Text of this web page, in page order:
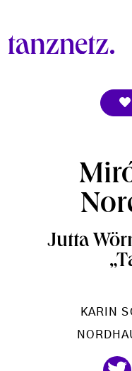
Jutta
KARIN